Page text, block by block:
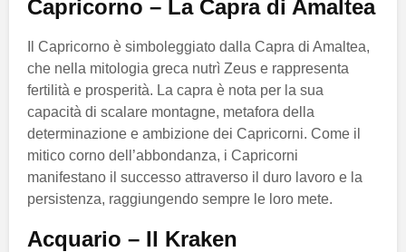
Capricorno – La Capra di Amaltea
Il Capricorno è simboleggiato dalla Capra di Amaltea,
che nella mitologia greca nutrì Zeus e rappresenta
fertilità e prosperità. La capra è nota per la sua
capacità di scalare montagne, metafora della
determinazione e ambizione dei Capricorni. Come il
mitico corno dell’abbondanza, i Capricorni
manifestano il successo attraverso il duro lavoro e la
persistenza, raggiungendo sempre le loro mete.
Acquario – Il Kraken